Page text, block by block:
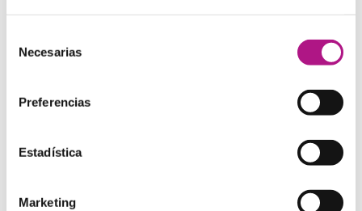
Necesarias
Preferencias
Estadística
Marketing
NUESTROS CURSOS